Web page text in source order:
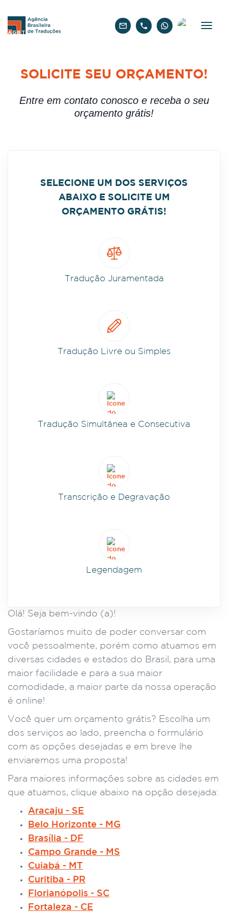
SOLICITE SEU ORÇAMENTO!
Entre em contato conosco e receba o seu
orçamento grátis!
SELECIONE UM DOS SERVIÇOS
ABAIXO E SOLICITE UM
ORÇAMENTO GRÁTIS!
Tradução Juramentada
Tradução Livre ou Simples
Tradução Simultânea e Consecutiva
Transcrição e Degravação
Legendagem
Olá! Seja bem-vindo (a)!
Gostaríamos muito de poder conversar com
você pessoalmente, porém como atuamos em
diversas cidades e estados do Brasil, para uma
maior facilidade e para a sua maior
comodidade, a maior parte da nossa operação
é online!
Você quer um orçamento grátis? Escolha um
dos serviços ao lado, preencha o formulário
com as opções desejadas e em breve lhe
enviaremos uma proposta!
Para maiores informações sobre as cidades em
que atuamos, clique abaixo na opção desejada:
Aracaju - SE
Belo Horizonte - MG
Brasília - DF
Campo Grande - MS
Cuiabá - MT
Curitiba - PR
Florianópolis - SC
Fortaleza - CE